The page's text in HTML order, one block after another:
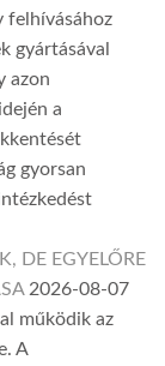
felhívásához
gyártásával
azon
a
gyorsan
DE EGYELŐRE
2026-08-07
működik az
A